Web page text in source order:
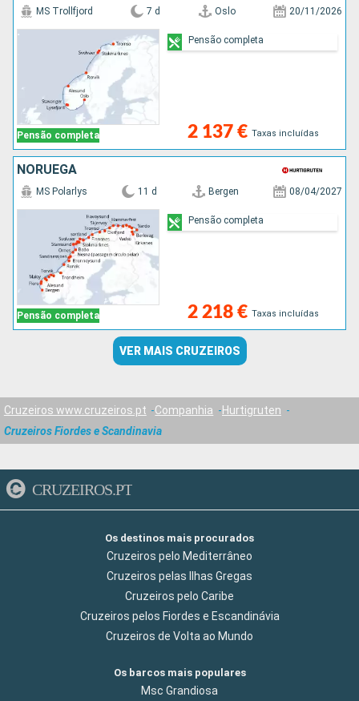
Pensão completa
MS Trollfjord 7 d Oslo 20/11/2026
2 137 € Taxas incluídas
Pensão completa
NORUEGA
Pensão completa
MS Polarlys 11 d Bergen 08/04/2027
2 218 € Taxas incluídas
Pensão completa
VER MAIS CRUZEIROS
Cruzeiros www.cruzeiros.pt Companhia
Hurtigruten
Cruzeiros Fiordes e Scandinavia
CRUZEIROS.PT
Os destinos mais procurados
Cruzeiros pelo Mediterrâneo
Cruzeiros pelas Ilhas Gregas
Cruzeiros pelo Caribe
Cruzeiros pelos Fiordes e Escandinávia
Cruzeiros de Volta ao Mundo
Os barcos mais populares
Msc Grandiosa